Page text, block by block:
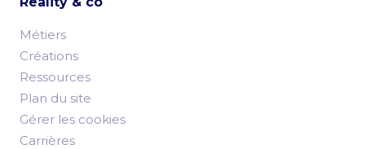
Métiers
Créations
Ressources
Plan du site
Gérer les cookies
Carrières